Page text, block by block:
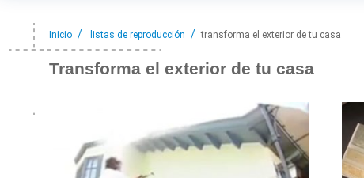
Inicio listas de reproducción transforma el exterior de tu casa
Transforma el exterior de tu casa